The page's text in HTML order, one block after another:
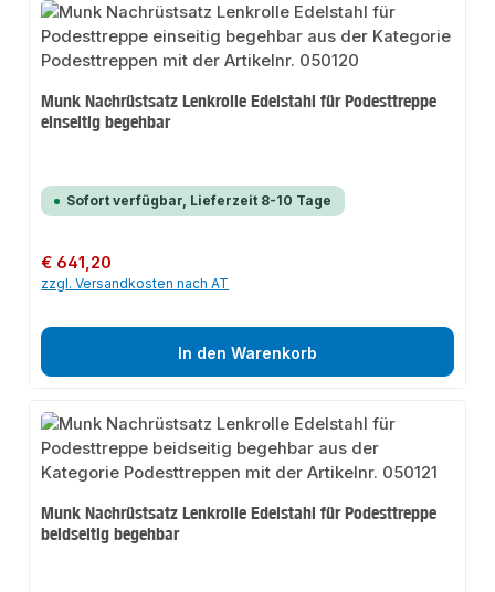
Munk Nachrüstsatz Lenkrolle Edelstahl für Podesttreppe
einseitig begehbar
Sofort verfügbar, Lieferzeit 8-10 Tage
Regulärer Preis:
€ 641,20
zzgl. Versandkosten nach AT
In den Warenkorb
Munk Nachrüstsatz Lenkrolle Edelstahl für Podesttreppe
beidseitig begehbar